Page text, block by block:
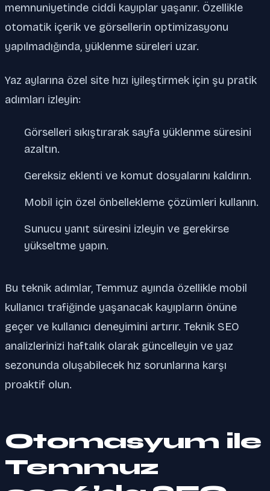
memnuniyetinde ciddi kayıplar yaşanır. Özellikle
otomatik içerik ve görsellerin optimizasyonu
yapılmadığında, yüklenme süreleri uzar.
Yaz aylarına özel site hızı iyileştirmek için şu pratik
adımları izleyin:
Görselleri sıkıştırarak sayfa yüklenme süresini
azaltın.
Gereksiz eklenti ve komut dosyalarını kaldırın.
Mobil için özel önbellekleme çözümleri kullanın.
Sunucu yanıt süresini izleyin ve gerekirse
yükseltme yapın.
Bu teknik adımlar, Temmuz ayında özellikle mobil
kullanıcı trafiğinde yaşanacak kayıpların önüne
geçer ve kullanıcı deneyimini artırır. Teknik SEO
analizlerinizi haftalık olarak güncelleyin ve yaz
sezonunda oluşabilecek hız sorunlarına karşı
proaktif olun.
Otomasyum ile
Temmuz